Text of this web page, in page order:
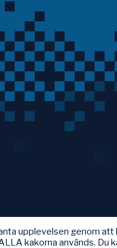
upplevelsen genom att
kakorna används. Du